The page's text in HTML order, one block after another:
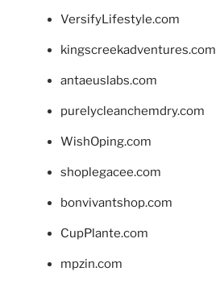
VersifyLifestyle.com
kingscreekadventures.com
antaeuslabs.com
purelycleanchemdry.com
WishOping.com
shoplegacee.com
bonvivantshop.com
CupPlante.com
mpzin.com